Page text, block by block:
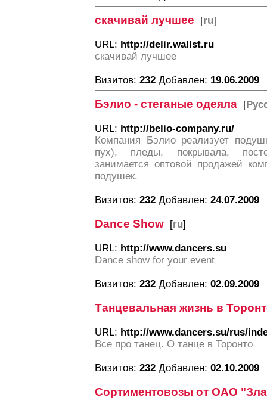
скачивай лучшее [ru]
URL: http://delir.wallst.ru
скачивай лучшее
Визитов: 232 Добавлен: 19.06.2009
Бэлио - стеганые одеяла [
URL: http://belio-company.ru/
Компания Бэлио реализует
пух), пледы, покрывала,
занимается оптовой продажей
подушек.
Визитов: 232 Добавлен: 24.07.2009
Dance Show [ru]
URL: http://www.dancers.su
Dance show for your event
Визитов: 232 Добавлен: 02.09.2009
Танцевальная жизнь в
URL: http://www.dancers.su/rus/
Все про танец. О танце в Торонто
Визитов: 232 Добавлен: 02.10.2009
Сортиментовозы от ОАО